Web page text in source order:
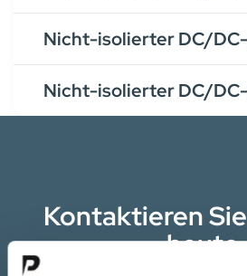
Nicht-isolierter DC/
Nicht-isolierter DC/
Kontaktieren
heute